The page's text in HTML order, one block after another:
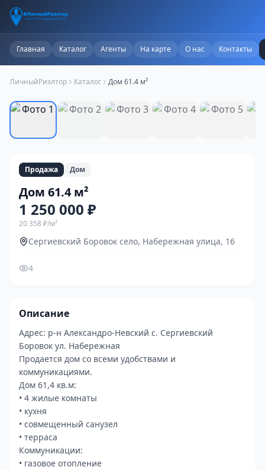
Главная Каталог Агенты На карте О нас Контакты
ЛичныйРиэлтор Каталог Дом 61.4 м²
Продажа Дом
Дом 61.4 м²
1 250 000 ₽
20 358 ₽/м²
Сергиевский Боровок село, Набережная улица, 16
4
Описание
Адрес: р-н Александро-Невский с. Сергиевский
Боровок ул. Набережная
Продается дом со всеми удобствами и
коммуникациями.
Дом 61,4 кв.м:
• 4 жилые комнаты
• кухня
• совмещенный санузел
• терраса
Коммуникации:
• газовое отопление